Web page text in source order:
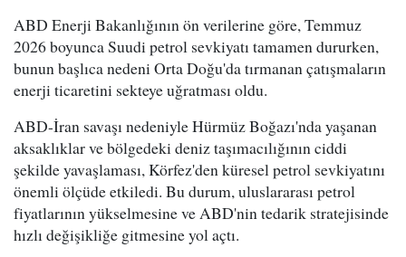
ABD Enerji Bakanlığının ön verilerine göre, Temmuz
2026 boyunca Suudi petrol sevkiyatı tamamen dururken,
bunun başlıca nedeni Orta Doğu'da tırmanan çatışmaların
enerji ticaretini sekteye uğratması oldu.
ABD-İran savaşı nedeniyle Hürmüz Boğazı'nda yaşanan
aksaklıklar ve bölgedeki deniz taşımacılığının ciddi
şekilde yavaşlaması, Körfez'den küresel petrol sevkiyatını
önemli ölçüde etkiledi. Bu durum, uluslararası petrol
fiyatlarının yükselmesine ve ABD'nin tedarik stratejisinde
hızlı değişikliğe gitmesine yol açtı.